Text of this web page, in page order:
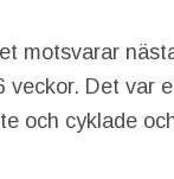
motsvarar
veckor. Det var
och cyklade